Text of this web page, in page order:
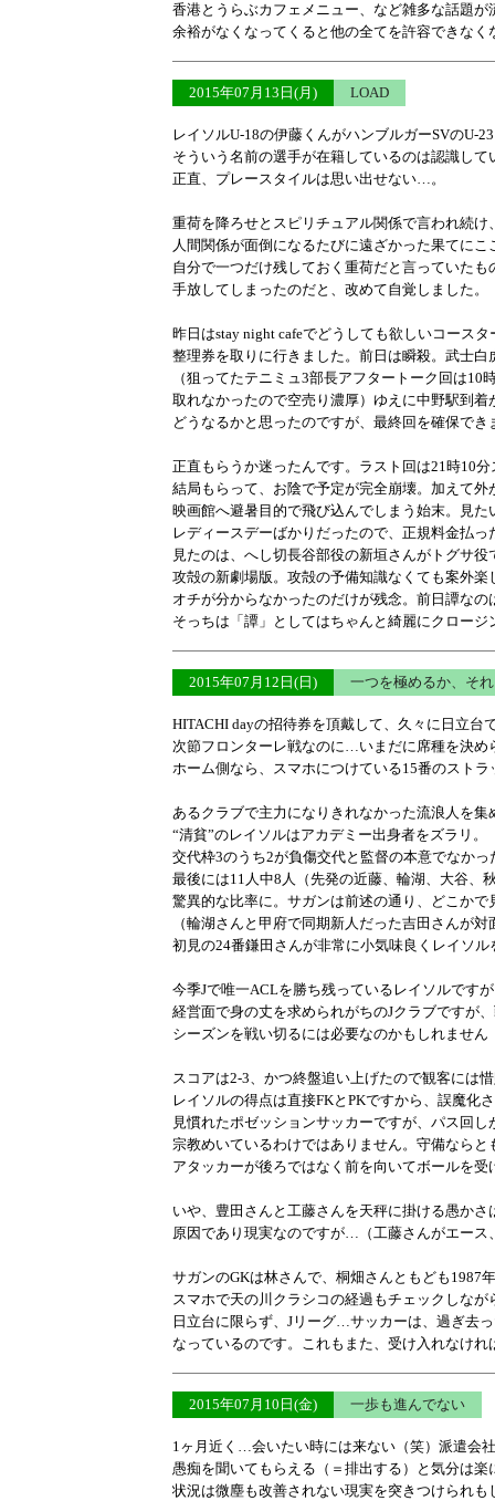
香港とうらぶカフェメニュー、など雑多な話題
余裕がなくなってくると他の全てを許容できな
2015年07月13日(月) LOAD
レイソルU-18の伊藤くんがハンブルガーSVのU-
そういう名前の選手が在籍しているのは認識して
正直、プレースタイルは思い出せない…。
重荷を降ろせとスピリチュアル関係で言われ続け
人間関係が面倒になるたびに遠ざかった果てにこ
自分で一つだけ残しておく重荷だと言っていたも
手放してしまったのだと、改めて自覚しました。
昨日はstay night cafeでどうしても欲しいコース
整理券を取りに行きました。前日は瞬殺。武士白
（狙ってたテニミュ3部長アフタートーク回は10
取れなかったので空売り濃厚）ゆえに中野駅到着
どうなるかと思ったのですが、最終回を確保でき
正直もらうか迷ったんです。ラスト回は21時10
結局もらって、お陰で予定が完全崩壊。加えて
映画館へ避暑目的で飛び込んでしまう始末。見た
レディースデーばかりだったので、正規料金払っ
見たのは、へし切長谷部役の新垣さんがトグサ役
攻殻の新劇場版。攻殻の予備知識なくても案外楽
オチが分からなかったのだけが残念。前日譚な
そっちは「譚」としてはちゃんと綺麗にクロージ
2015年07月12日(日) 一つを極めるか、そ
HITACHI dayの招待券を頂戴して、久々に日立台
次節フロンターレ戦なのに…いまだに席種を決め
ホーム側なら、スマホにつけている15番のスト
あるクラブで主力になりきれなかった流浪人を集
“清貧”のレイソルはアカデミー出身者をズラリ。
交代枠3のうち2が負傷交代と監督の本意でなかっ
最後には11人中8人（先発の近藤、輪湖、大谷、
驚異的な比率に。サガンは前述の通り、どこかで
（輪湖さんと甲府で同期新人だった吉田さんが
初見の24番鎌田さんが非常に小気味良くレイソ
今季Jで唯一ACLを勝ち残っているレイソルです
経営面で身の丈を求められがちのJクラブですが
シーズンを戦い切るには必要なのかもしれませ
スコアは2-3、かつ終盤追い上げたので観客には
レイソルの得点は直接FKとPKですから、誤魔化
見慣れたポゼッションサッカーですが、パス回し
宗教めいているわけではありません。守備ならと
アタッカーが後ろではなく前を向いてボールを
いや、豊田さんと工藤さんを天秤に掛ける愚かさ
原因であり現実なのですが…（工藤さんがエース
サガンのGKは林さんで、桐畑さんともども1987
スマホで天の川クラシコの経過もチェックしな
日立台に限らず、Jリーグ…サッカーは、過ぎ去
なっているのです。これもまた、受け入れなけれ
2015年07月10日(金) 一歩も進んでない
1ヶ月近く…会いたい時には来ない（笑）派遣会
愚痴を聞いてもらえる（＝排出する）と気分は楽
状況は微塵も改善されない現実を突きつけられも